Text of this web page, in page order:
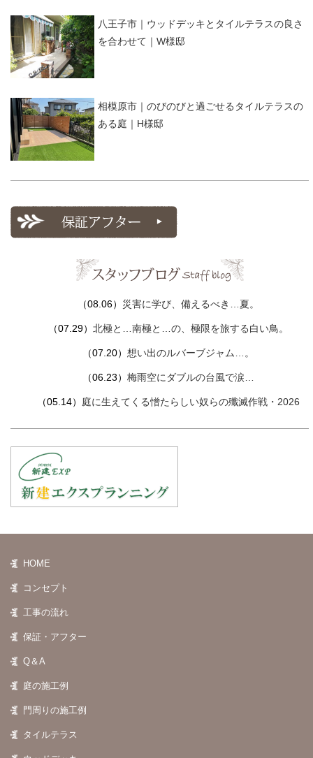
八王子市｜ウッドデッキとタイルテラスの良さ
を合わせて｜W様邸
相模原市｜のびのびと過ごせるタイルテラスの
ある庭｜H様邸
（08.06） 災害に学び、備えるべき…夏。
（07.29） 北極と…南極と…の、極限を旅する白い鳥。
（07.20） 想い出のルバーブジャム…。
（06.23） 梅雨空にダブルの台風で涙…
（05.14） 庭に生えてくる憎たらしい奴らの殲滅作戦・2026
HOME
コンセプト
工事の流れ
保証・アフター
Q＆A
庭の施工例
門周りの施工例
タイルテラス